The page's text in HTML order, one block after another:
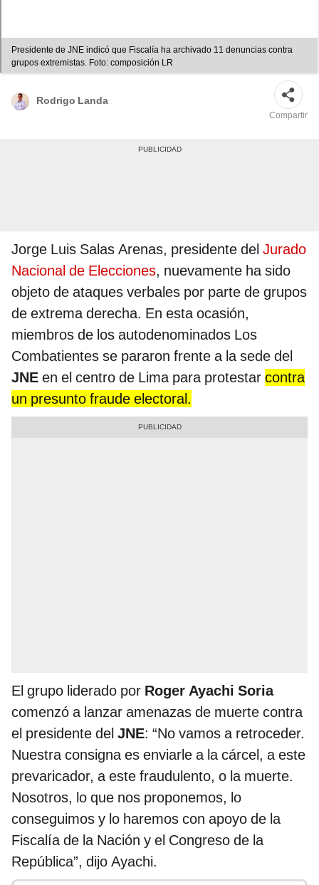
Presidente de JNE indicó que Fiscalía ha archivado 11 denuncias contra
grupos extremistas. Foto: composición LR
Rodrigo Landa
Compartir
Jorge Luis Salas Arenas, presidente del Jurado
Nacional de Elecciones, nuevamente ha sido
objeto de ataques verbales por parte de grupos
de extrema derecha. En esta ocasión,
miembros de los autodenominados Los
Combatientes se pararon frente a la sede del
JNE en el centro de Lima para protestar contra
un presunto fraude electoral.
El grupo liderado por Roger Ayachi Soria
comenzó a lanzar amenazas de muerte contra
el presidente del JNE: “No vamos a retroceder.
Nuestra consigna es enviarle a la cárcel, a este
prevaricador, a este fraudulento, o la muerte.
Nosotros, lo que nos proponemos, lo
conseguimos y lo haremos con apoyo de la
Fiscalía de la Nación y el Congreso de la
República”, dijo Ayachi.